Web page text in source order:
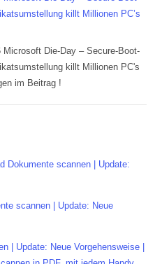
killt Millionen PC’s
Microsoft Die-Day – Secure-Boot-
killt Millionen PC's
im Beitrag !
Dokumente scannen | Update:
scannen | Update: Neue
| Update: Neue Vorgehensweise |